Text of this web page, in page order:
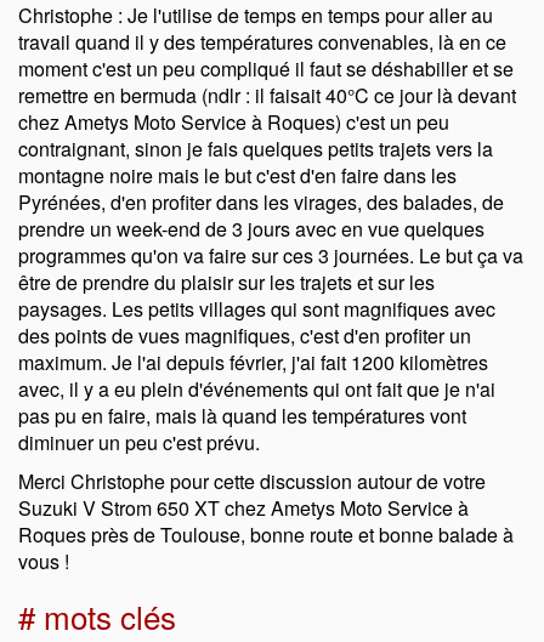
Christophe : Je l'utilise de temps en temps pour aller au
travail quand il y des températures convenables, là en ce
moment c'est un peu compliqué il faut se déshabiller et se
remettre en bermuda (ndlr : il faisait 40°C ce jour là devant
chez Ametys Moto Service à Roques) c'est un peu
contraignant, sinon je fais quelques petits trajets vers la
montagne noire mais le but c'est d'en faire dans les
Pyrénées, d'en profiter dans les virages, des balades, de
prendre un week-end de 3 jours avec en vue quelques
programmes qu'on va faire sur ces 3 journées. Le but ça va
être de prendre du plaisir sur les trajets et sur les
paysages. Les petits villages qui sont magnifiques avec
des points de vues magnifiques, c'est d'en profiter un
maximum. Je l'ai depuis février, j'ai fait 1200 kilomètres
avec, il y a eu plein d'événements qui ont fait que je n'ai
pas pu en faire, mais là quand les températures vont
diminuer un peu c'est prévu.
Merci Christophe pour cette discussion autour de votre
Suzuki V Strom 650 XT chez Ametys Moto Service à
Roques près de Toulouse, bonne route et bonne balade à
vous !
# mots clés